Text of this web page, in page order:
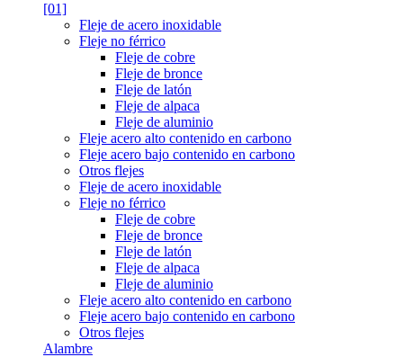
[01]
Fleje de acero inoxidable
Fleje no férrico
Fleje de cobre
Fleje de bronce
Fleje de latón
Fleje de alpaca
Fleje de aluminio
Fleje acero alto contenido en carbono
Fleje acero bajo contenido en carbono
Otros flejes
Fleje de acero inoxidable
Fleje no férrico
Fleje de cobre
Fleje de bronce
Fleje de latón
Fleje de alpaca
Fleje de aluminio
Fleje acero alto contenido en carbono
Fleje acero bajo contenido en carbono
Otros flejes
Alambre